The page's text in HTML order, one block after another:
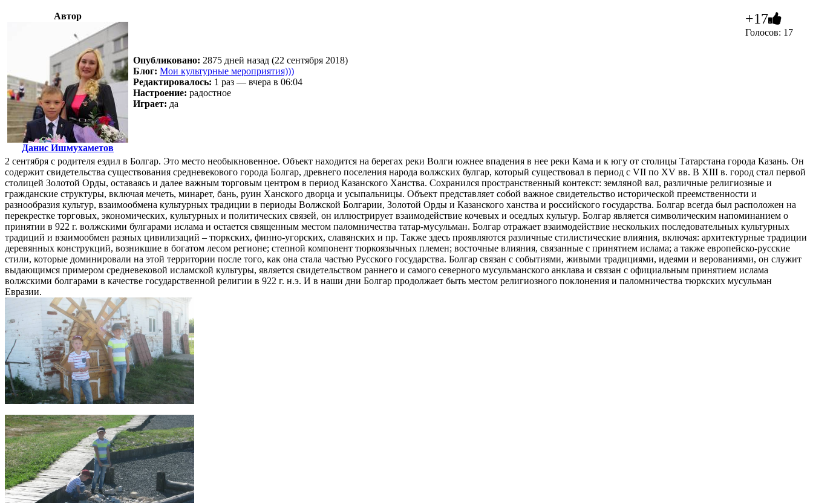
Автор
Данис Ишмухаметов
Опубликовано: 2875 дней назад (22 сентября 2018)
Блог: Мои культурные мероприятия)))
Редактировалось: 1 раз — вчера в 06:04
Настроение: радостное
Играет: да
+17
Голосов: 17
2 сентября с родителя ездил в Болгар. Это место необыкновенное. Объект находится на берегах реки Волги южнее впадения в нее реки Кама и к югу от столицы Татарстана города Казань. Он
содержит свидетельства существования средневекового города Болгар, древнего поселения народа волжских булгар, который существовал в период с VII по XV вв. В XIII в. город стал первой
столицей Золотой Орды, оставаясь и далее важным торговым центром в период Казанского Ханства. Сохранился пространственный контекст: земляной вал, различные религиозные и
гражданские структуры, включая мечеть, минарет, бань, руин Ханского дворца и усыпальницы. Объект представляет собой важное свидетельство исторической преемственности и
разнообразия культур, взаимообмена культурных традиции в периоды Волжской Болгарии, Золотой Орды и Казанского ханства и российского государства. Болгар всегда был расположен на
перекрестке торговых, экономических, культурных и политических связей, он иллюстрирует взаимодействие кочевых и оседлых культур. Болгар является символическим напоминанием о
принятии в 922 г. волжскими булгарами ислама и остается священным местом паломничества татар-мусульман. Болгар отражает взаимодействие нескольких последовательных культурных
традиций и взаимообмен разных цивилизаций – тюркских, финно-угорских, славянских и пр. Также здесь проявляются различные стилистические влияния, включая: архитектурные традиции
деревянных конструкций, возникшие в богатом лесом регионе; степной компонент тюркоязычных племен; восточные влияния, связанные с принятием ислама; а также европейско-русские
стили, которые доминировали на этой территории после того, как она стала частью Русского государства. Болгар связан с событиями, живыми традициями, идеями и верованиями, он служит
выдающимся примером средневековой исламской культуры, является свидетельством раннего и самого северного мусульманского анклава и связан с официальным принятием ислама
волжскими болгарами в качестве государственной религии в 922 г. н.э. И в наши дни Болгар продолжает быть местом религиозного поклонения и паломничества тюркских мусульман
Евразии.